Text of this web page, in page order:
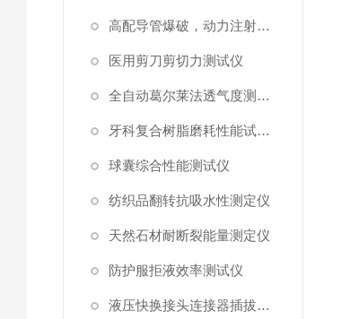
高配导管爆破，动力注射中流量及压力测试仪
医用剪刀剪切力测试仪
全自动葛尔莱法透气度测试仪
牙科复合树脂磨耗性能试验仪
球囊综合性能测试仪
纺织品翻转抗吸水性测定仪
天然石材耐断裂能量测定仪
防护服拒液效率测试仪
液压快换接头连接器插拔泄漏测试仪